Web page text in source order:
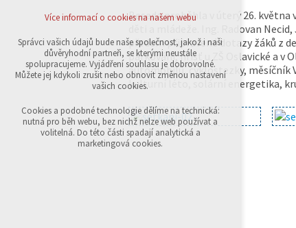
Beseda proběhla v úterý 26.
děti a mládeže. Ing. Radovan
předem připravené dotazy žáků z
parkování, hřišť u ZŠ Oslavické a v
automobilů, cyklostezky, měsíčník
kulturní léto, solární energetika,
analytická pro anonymizované vyhodnocení
návštěvnosti
marketingová cookies (Google,Sklik)
Více informací o cookies na našem webu
Přijmout všechny cookies
Odmítnout vše
Více informací o cookies na našem webu
Správci vašich údajů bude naše společnost, jakož i naši
důvěryhodní partneři, se kterými neustále
spolupracujeme. Vyjádření souhlasu je dobrovolné.
Můžete jej kdykoli zrušit nebo obnovit změnou nastavení
vašich cookies.
Cookies a podobné technologie dělíme na technická:
nutná pro běh webu, bez nichž nelze web používat a
volitelná. Do této části spadají analytická a
marketingová cookies.